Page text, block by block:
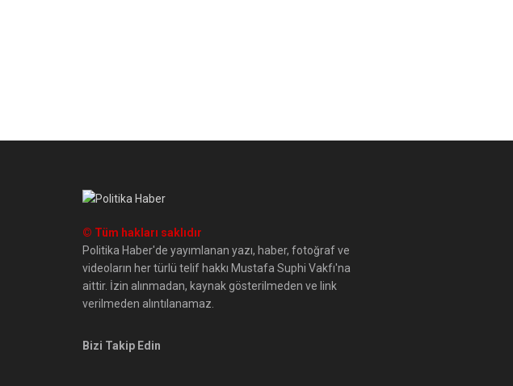
© Tüm hakları saklıdır
Politika Haber'de yayımlanan yazı, haber, fotoğraf ve
videoların her türlü telif hakkı Mustafa Suphi Vakfı'na
aittir. İzin alınmadan, kaynak gösterilmeden ve link
verilmeden alıntılanamaz.
Bizi Takip Edin